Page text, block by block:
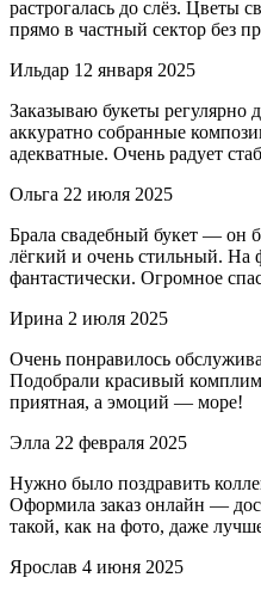
растрогалась до слёз. Цветы
прямо в частный сектор без
Ильдар 12 января 2025
Заказываю букеты регулярно
аккуратно собранные
адекватные. Очень радует
Ольга 22 июля 2025
Брала свадебный букет —
лёгкий и очень стильный. На
фантастически. Огромное
Ирина 2 июля 2025
Очень понравилось
Подобрали красивый
приятная, а эмоций — море!
Элла 22 февраля 2025
Нужно было поздравить
Оформила заказ онлайн —
такой, как на фото, даже
Ярослав 4 июня 2025